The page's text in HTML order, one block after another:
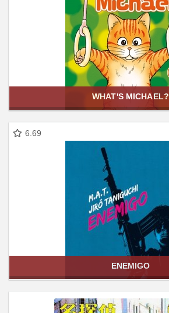
WHAT'S MICHAEL?
6.69
ENEMIGO